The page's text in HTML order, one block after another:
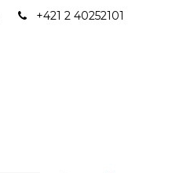
+421 2 40252101